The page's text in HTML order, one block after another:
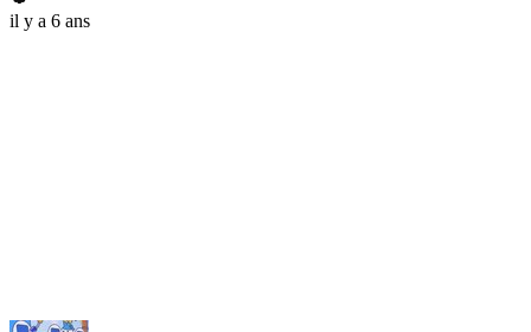
il y a 6 ans